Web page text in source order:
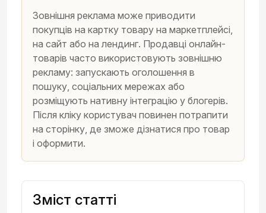
Зовнішня реклама може приводити
покупців на картку товару на маркетплейсі,
на сайт або на лендинг. Продавці онлайн-
товарів часто використовують зовнішню
рекламу: запускають оголошення в
пошуку, соціальних мережах або
розміщують нативну інтеграцію у блогерів.
Після кліку користувач повинен потрапити
на сторінку, де зможе дізнатися про товар
і оформити.
Зміст статті